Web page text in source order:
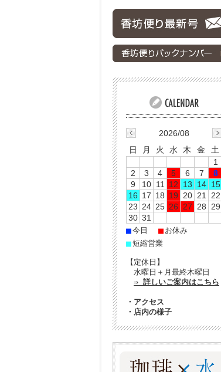
2026/08
日
月 火 水 木 金
土
1
2
3 4 5 6 7
8
9
10 11 12 13 14 15
16 17 18 19 20 21
22
23 24 25 26 27 28
29
30 31
■今日 ■ お休み
■短縮営業
【定休日】
水曜日＋月最終木曜日
⇒ 詳しいご案内はこちら
・ アクセス
・ 店内の様子